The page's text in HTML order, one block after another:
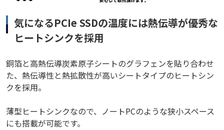
気になるPCIe SSDの温度には熱伝導が優秀な
ヒートシンクを採⽤
銅箔と⾼熱伝導炭素原⼦シートのグラフェンを貼り合わせ
た、熱伝導性と熱拡散性が高いシートタイプのヒートシン
クを採⽤。
薄型ヒートシンクなので、ノートPCのような狭小スペース
にも搭載が可能です。